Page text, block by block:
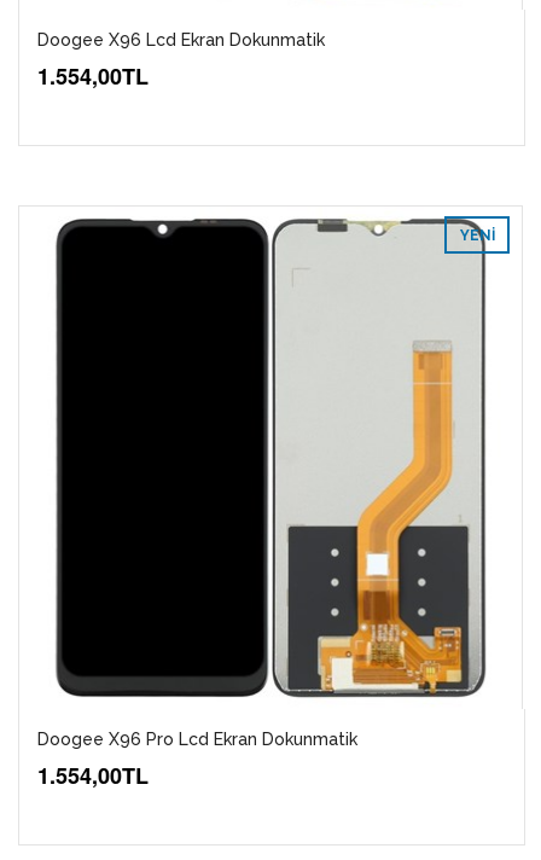
Doogee X96 Lcd Ekran Dokunmatik
1.554,00TL
YENI
Doogee X96 Pro Lcd Ekran Dokunmatik
1.554,00TL